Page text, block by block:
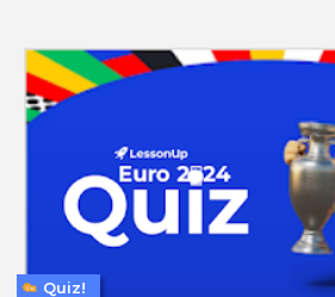
Quiz!